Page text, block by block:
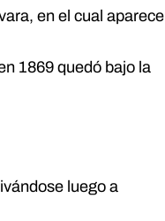
en el cual aparece
1869 quedó bajo la
luego a